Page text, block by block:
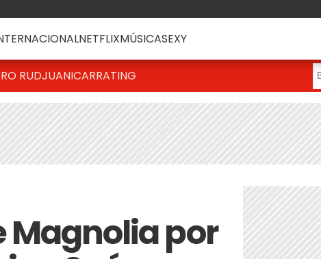
NETFLIXMÚSICASEXY
RUDJUANICARRATING
Magnolia por